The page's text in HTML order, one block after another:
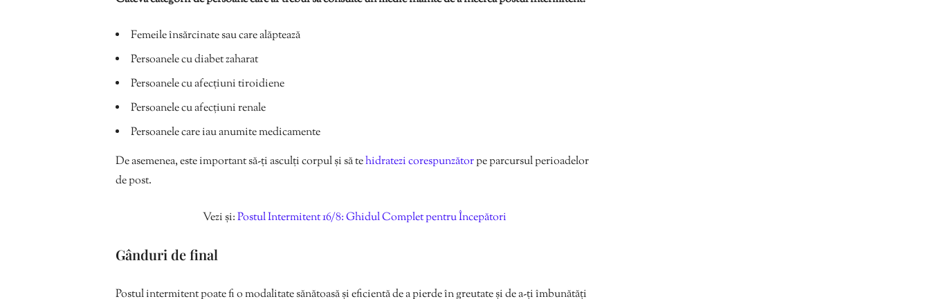
Femeile însărcinate sau care alăptează
Persoanele cu diabet zaharat
Persoanele cu afecțiuni tiroidiene
Persoanele cu afecțiuni renale
Persoanele care iau anumite medicamente
De asemenea, este important să-ți asculți corpul și să tehidratezi corespunzătorpe parcursul perioadelor
de post.
Vezi și:Postul Intermitent 16/8: Ghidul Complet pentru Începători
Gânduri de final
Postul intermitent poate fi o modalitate sănătoasă și eficientă de a pierde în greutate și de a-ți îmbunătăți